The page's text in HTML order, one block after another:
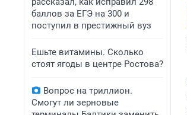
баллов за ЕГЭ на 300 и
поступил в престижный вуз
Ешьте витамины. Сколько
стоят ягоды в центре Ростова?
Вопрос на триллион.
Смогут ли зерновые